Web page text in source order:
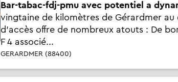
Bar-tabac-fdj-pmu avec potentiel a
vingtaine de kilomètres de Gérardmer
d'accès offre de nombreux atouts : De
F 4 associé...
GERARDMER (88400)